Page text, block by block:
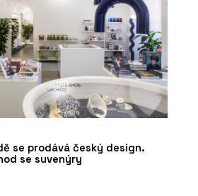
se prodává český design.
se suvenýry